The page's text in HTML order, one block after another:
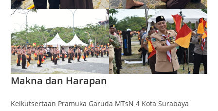
Makna dan Harapan
Keikutsertaan Pramuka Garuda MTsN 4 Kota Surabaya